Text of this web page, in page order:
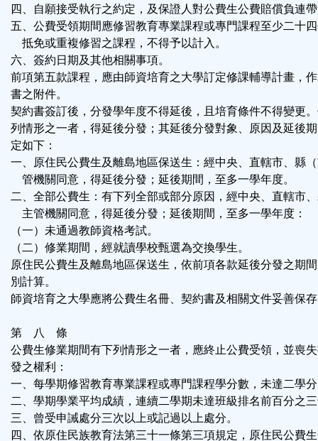
四、自願接受執行之約定，及保證人對公費生公費賠償負連
五、公費受領期間應修習教育專業課程或專門課程至少二十
抵免或重複修習之課程，不得予以計入。
六、簽約日期及其他相關事項。
前項第五款課程，應由師資培育之大學訂定修課輔導計畫，
書之附件。
契約書簽訂後，分發學年度不得延後，且培育條件不得變更
列情形之一者，得延後分發；其延後分發對象、原因及延後
定如下：
一、原住民公費生及離島地區保送生：經中央、直轄市、縣
管機關同意，得延後分發；延後期間，至多一學年度。
二、全部公費生：有下列全部或部分原因，經中央、直轄市
主管機關同意，得延後分發；延後期間，至多一學年度：
（一）未通過教師資格考試。
（二）修業期間，經就讀學校甄選為交換學生。
原住民公費生及離島地區保送生，依前項各款延後分發之期
別計算。
師資培育之大學應將公費生名冊、契約書及相關文件妥善保
第 八 條
公費生修業期間有下列情形之一者，應終止公費受領，並喪
發之權利：
一、每學期修習教育專業課程或專門課程學分數，未達二學
二、學期學業平均成績，連續二學期未達班級排名前百分之
三、曾受申誡處分三次以上或記過以上處分。
四、依原住民族教育法第三十一條第三項規定，原住民公費